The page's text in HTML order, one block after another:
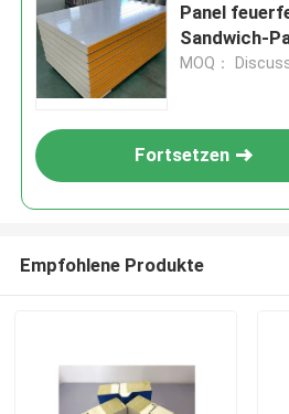
Panel
Sandwich-
Panels
MOQ：
Fortsetzen
Empfohlene Produkte